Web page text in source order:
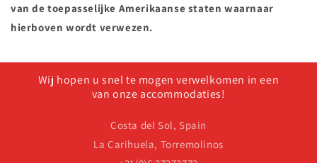
van de toepasselijke Amerikaanse staten waarnaar
hierboven wordt verwezen.
Wij hopen u snel te mogen verwelkomen in een
van onze accommodaties!
Costa del Sol, Spain
La Carihuela, Torremolinos